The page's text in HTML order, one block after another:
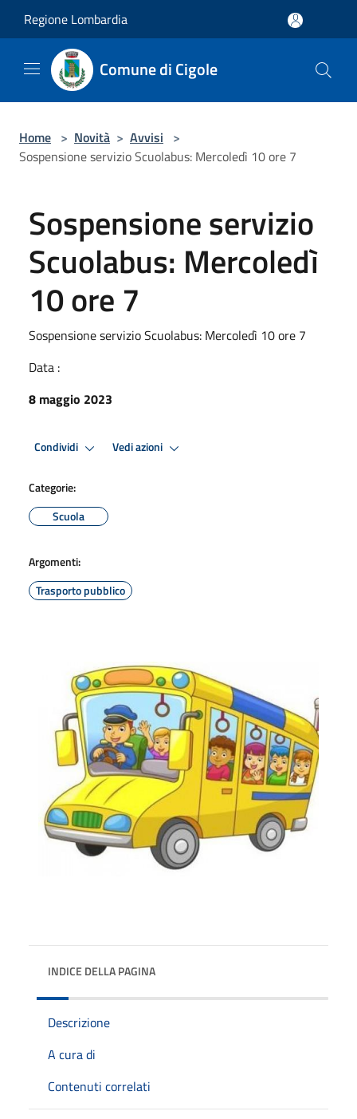
Regione Lombardia
Comune di Cigole
Home > Novità > Avvisi >
Sospensione servizio Scuolabus: Mercoledì 10 ore 7
Sospensione servizio
Scuolabus: Mercoledì
10 ore 7
Sospensione servizio Scuolabus: Mercoledì 10 ore 7
Data :
8 maggio 2023
Condividi Vedi azioni
Categorie:
Scuola
Argomenti:
Trasporto pubblico
INDICE DELLA PAGINA
Descrizione
A cura di
Contenuti correlati